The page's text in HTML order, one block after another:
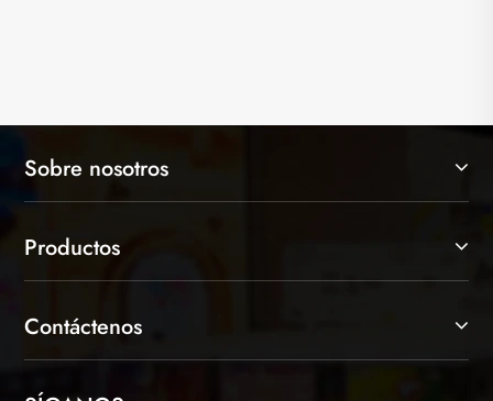
Sobre nosotros
Productos
Contáctenos